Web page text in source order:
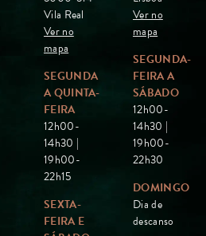
Vila Real
Ver no
mapa
SEGUNDA
A QUINTA-
FEIRA
12h00-
14h30 |
19h00-
22h15
SEXTA-
FEIRA E
Ver no
mapa
SEGUNDA-
FEIRA A
SÁBADO
12h00-
14h30 |
19h00-
22h30
DOMINGO
Dia de
descanso